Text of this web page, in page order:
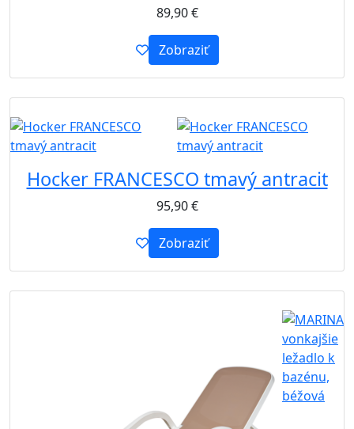
89,90€
Zobraziť
Hocker FRANCESCO tmavý antracit
95,90€
Zobraziť